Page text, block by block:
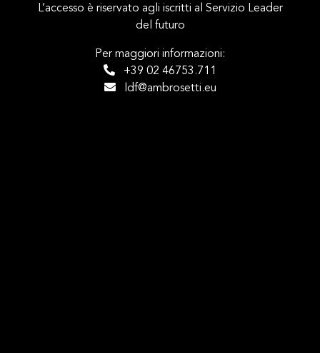
L’accesso è riservato agli iscritti al Servizio Leader
del futuro
Per maggiori informazioni:
+39 02 46753.711
ldf@ambrosetti.eu